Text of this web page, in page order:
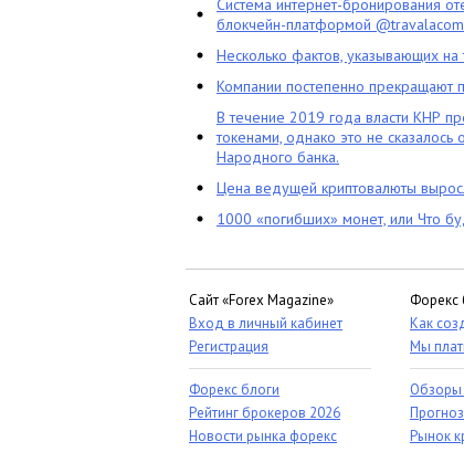
Система интернет-бронирования
блокчейн-платформой
Несколько фактов, указывающих
Компании постепенно
В течение 2019 года власти КНР
токенами, однако это не сказалось
Народного банка.
Цена ведущей криптовалюты
1000 «погибших» монет, или Что
Сайт «Forex Magazine»
Вход в личный кабинет
Регистрация
Форекс блоги
Рейтинг брокеров 2026
Новости рынка форекс
Форекс
Как
Мы
Обзоры
Рынок